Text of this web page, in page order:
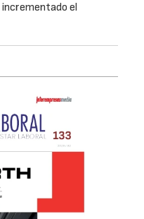
incrementado el